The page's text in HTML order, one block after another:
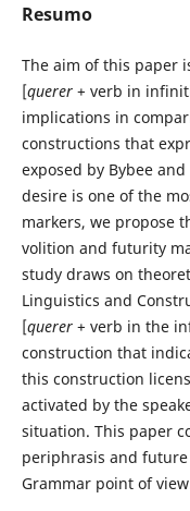
Resumo
The aim of this paper
[querer+ verb in
implications in
constructions that
exposed by Bybee
desire is one of the
markers, we propose
volition and futurity
study draws on
Linguistics and
[querer+ verb in the
construction that
this construction
activated by the
situation. This paper
periphrasis and
Grammar point of